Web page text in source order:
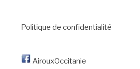
Politique de confidentialité
AirouxOccitanie